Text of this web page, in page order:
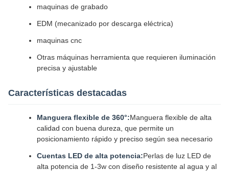
maquinas de grabado
EDM (mecanizado por descarga eléctrica)
maquinas cnc
Otras máquinas herramienta que requieren iluminación
precisa y ajustable
Características destacadas
Manguera flexible de 360°:Manguera flexible de alta
calidad con buena dureza, que permite un
posicionamiento rápido y preciso según sea necesario
Cuentas LED de alta potencia:Perlas de luz LED de
alta potencia de 1-3w con diseño resistente al agua y al